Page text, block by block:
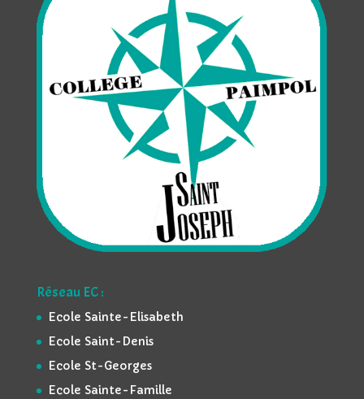
Réseau EC :
Ecole Sainte-Elisabeth
Ecole Saint-Denis
Ecole St-Georges
Ecole Sainte-Famille